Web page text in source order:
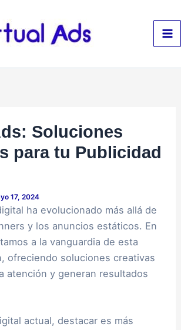
Soluciones
para tu Publicidad
17, 2024
ha evolucionado más allá de
y los anuncios estáticos. En
a la vanguardia de esta
ofreciendo soluciones creativas
atención y generan resultados
actual, destacar es más